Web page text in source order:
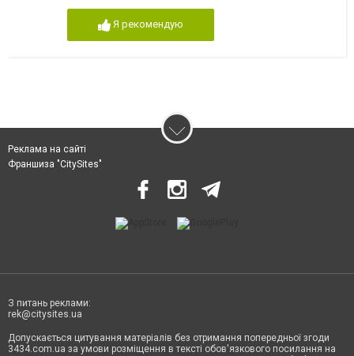
Я рекомендую
Реклама на сайті
Франшиза "CitySites"
З питань реклами:
rek@citysites.ua
Допускається цитування матеріалів без отримання попередньої згоди
3434.com.ua за умови розміщення в тексті обов'язкового посилання на